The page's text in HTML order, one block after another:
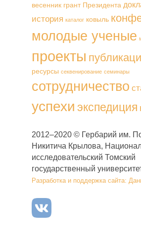
весенник грант Президента
история каталог ковыль
молодые ученые
проекты
ресурсы секвенирование семинары
сотрудничество
успехи экспедиция
2012–2020 © Гербарий им.
Никитича Крылова,
исследовательский Томский
государственный
Разработка и поддержка сайта: